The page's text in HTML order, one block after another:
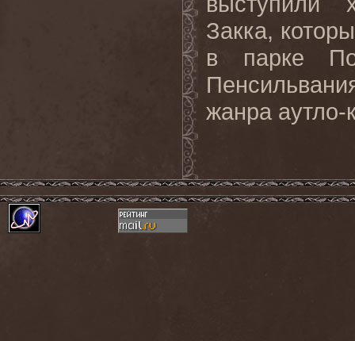
Закка,
в парке
жанра аутло-